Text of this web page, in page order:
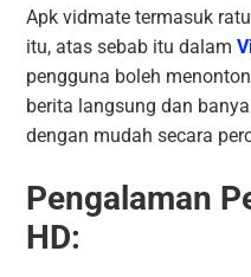
Apk vidmate termasuk
itu, atas sebab itu dalam
pengguna boleh
berita langsung dan
dengan mudah secara
Pengalaman
HD: